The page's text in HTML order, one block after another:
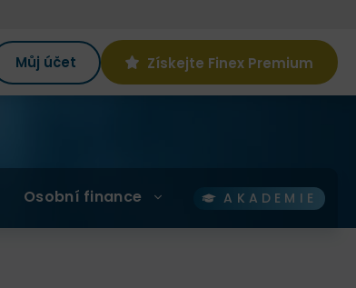
Můj účet Získejte Finex Premium
Osobní finance AKADEMIE